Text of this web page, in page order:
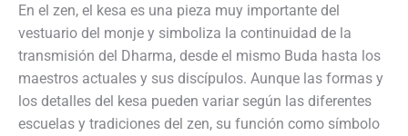
En el zen, el kesa es una pieza muy importante del
vestuario del monje y simboliza la continuidad de la
transmisión del Dharma, desde el mismo Buda hasta los
maestros actuales y sus discípulos. Aunque las formas y
los detalles del kesa pueden variar según las diferentes
escuelas y tradiciones del zen, su función como símbolo